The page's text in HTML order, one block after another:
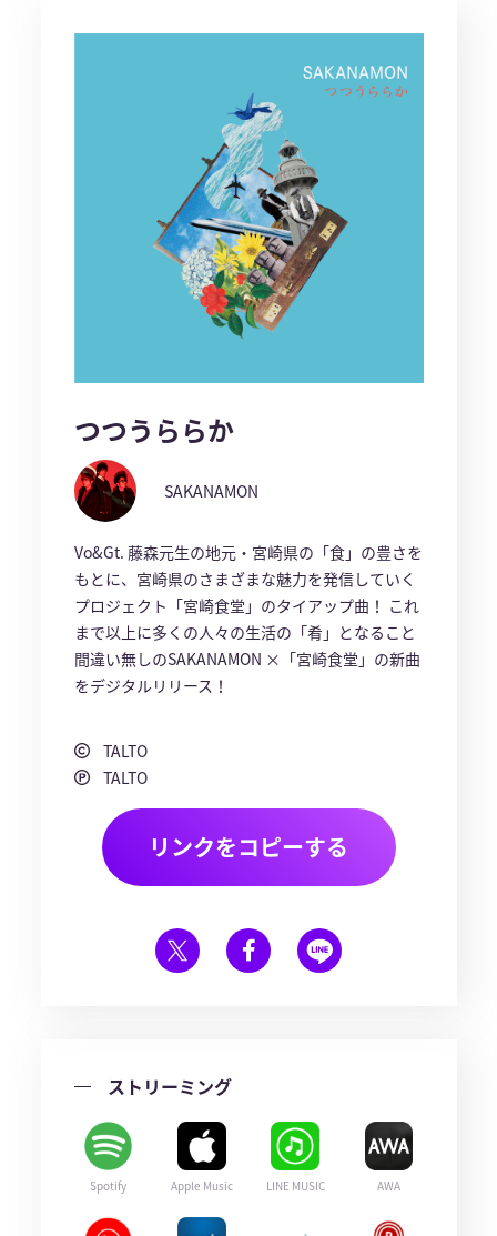
つつうららか
SAKANAMON
Vo&Gt. 藤森元生の地元・宮崎県の「食」の豊さを
もとに、宮崎県のさまざまな魅力を発信していく
プロジェクト「宮崎食堂」のタイアップ曲！ これ
まで以上に多くの人々の生活の「肴」となること
間違い無しのSAKANAMON ×「宮崎食堂」の新曲
をデジタルリリース！
TALTO
TALTO
リンクをコピーする
ストリーミング
Spotify Apple Music LINE MUSIC AWA